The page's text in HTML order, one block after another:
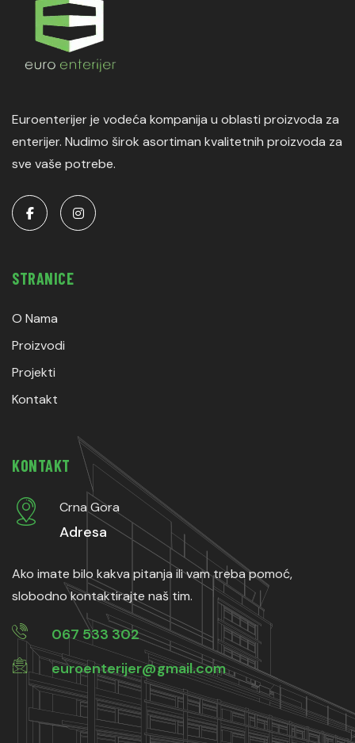
Euroenterijer je vodeća kompanija u oblasti proizvoda za
enterijer. Nudimo širok asortiman kvalitetnih proizvoda za
sve vaše potrebe.
STRANICE
O Nama
Proizvodi
Projekti
Kontakt
KONTAKT
Crna Gora
Adresa
Ako imate bilo kakva pitanja ili vam treba pomoć,
slobodno kontaktirajte naš tim.
067 533 302
euroenterijer@gmail.com